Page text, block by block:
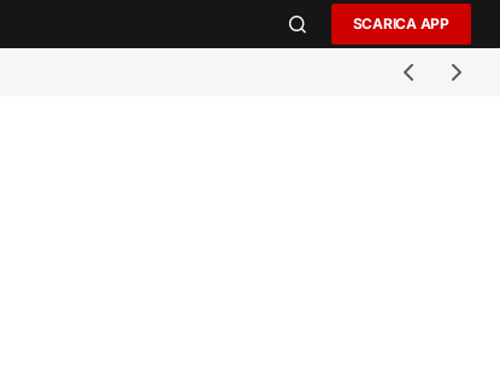
SCARICA APP